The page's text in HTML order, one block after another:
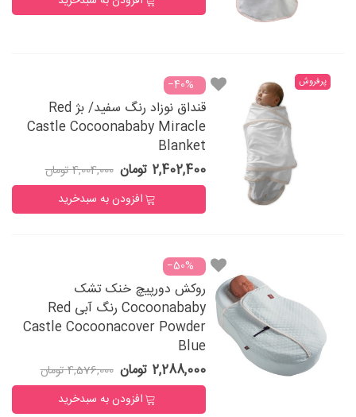
پرفروش ‎−40%
قنداق نوزاد رنگ سفید/ بژ Red
Castle Cocoonababy Miracle
Blanket
2,402,400 تومان
4,004,000 تومان
افزودن به سبدخرید
‎−50%
روکش دورپیچ خنک تشک
Cocoonababy رنگ آبی Red
Castle Cocoonacover Powder
Blue
2,288,000 تومان
4,576,000 تومان
افزودن به سبدخرید